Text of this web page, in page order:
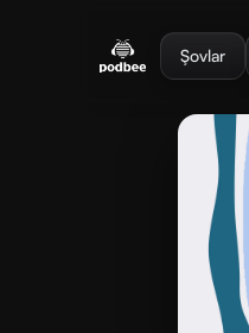
Şovlar